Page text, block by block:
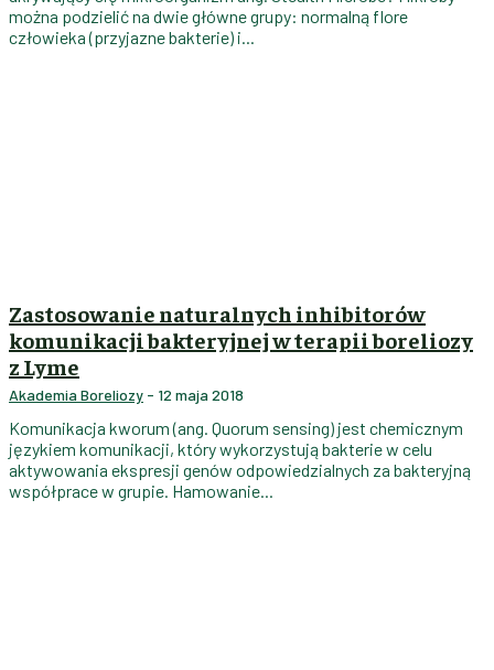
można podzielić na dwie główne grupy: normalną flore
człowieka (przyjazne bakterie) i...
Zastosowanie naturalnych inhibitorów
komunikacji bakteryjnej w terapii boreliozy
z Lyme
Akademia Boreliozy - 12 maja 2018
Komunikacja kworum (ang. Quorum sensing) jest chemicznym
językiem komunikacji, który wykorzystują bakterie w celu
aktywowania ekspresji genów odpowiedzialnych za bakteryjną
współprace w grupie. Hamowanie...